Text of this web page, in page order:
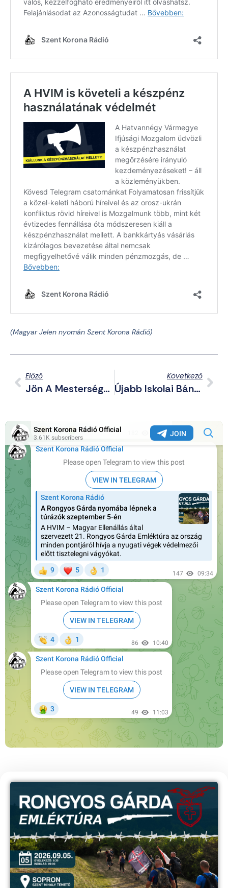
(Magyar Jelen nyomán Szent Korona Rádió)
Előző
Jön A Mesterséges Intelligencia Alapú Windows
Következő
Újabb Iskolai Bántalmazás: Négyen Brutálisan Megverték A 13 Éves Fiút, Videóra Is Vették A Cigányok